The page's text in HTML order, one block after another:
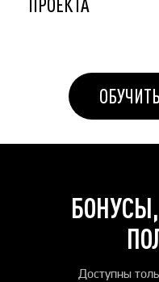
Доступны